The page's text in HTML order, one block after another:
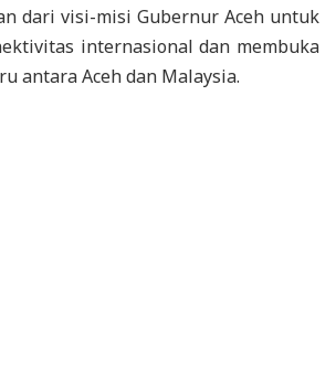
dari visi-misi Gubernur Aceh untuk
internasional dan membuka
antara Aceh dan Malaysia.